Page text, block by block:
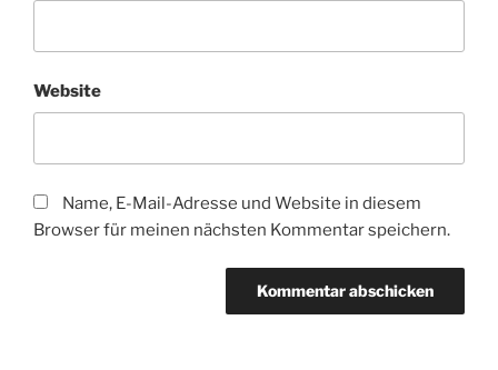
Website
Name, E-Mail-Adresse und Website in diesem
Browser für meinen nächsten Kommentar speichern.